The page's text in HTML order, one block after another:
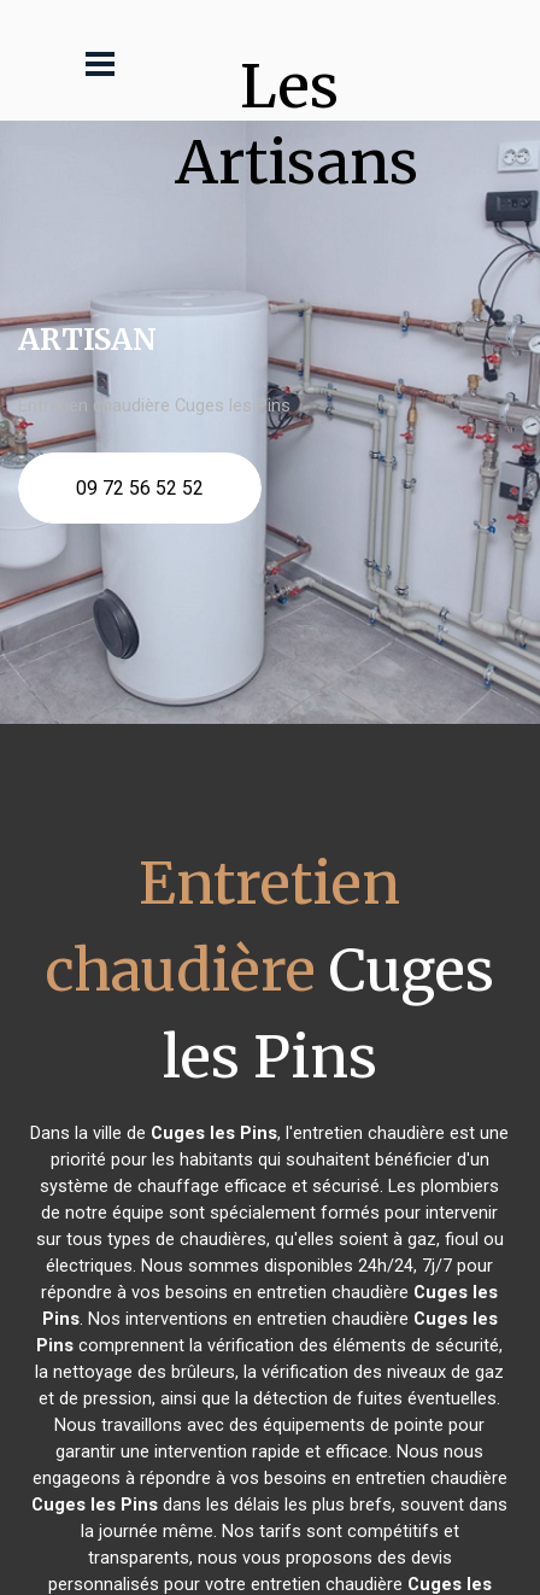
Les
Artisans
ARTISAN
Entretien chaudière Cuges les Pins
09 72 56 52 52
Entretien
chaudière Cuges
les Pins
Dans la ville de Cuges les Pins, l'entretien chaudière est une
priorité pour les habitants qui souhaitent bénéficier d'un
système de chauffage efficace et sécurisé. Les plombiers
de notre équipe sont spécialement formés pour intervenir
sur tous types de chaudières, qu'elles soient à gaz, fioul ou
électriques. Nous sommes disponibles 24h/24, 7j/7 pour
répondre à vos besoins en entretien chaudière Cuges les
Pins. Nos interventions en entretien chaudière Cuges les
Pins comprennent la vérification des éléments de sécurité,
la nettoyage des brûleurs, la vérification des niveaux de gaz
et de pression, ainsi que la détection de fuites éventuelles.
Nous travaillons avec des équipements de pointe pour
garantir une intervention rapide et efficace. Nous nous
engageons à répondre à vos besoins en entretien chaudière
Cuges les Pins dans les délais les plus brefs, souvent dans
la journée même. Nos tarifs sont compétitifs et
transparents, nous vous proposons des devis
personnalisés pour votre entretien chaudière Cuges les